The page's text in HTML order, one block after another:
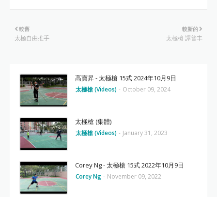
較新的
太極槍 譚普丰
較舊
太極自由推手
高寶昇 - 太極槍 15式 2024年10月9日
太極槍 (Videos) - October 09, 2024
太極槍 (集體)
太極槍 (Videos) - January 31, 2023
Corey Ng - 太極槍 15式 2022年10月9日
Corey Ng - November 09, 2022